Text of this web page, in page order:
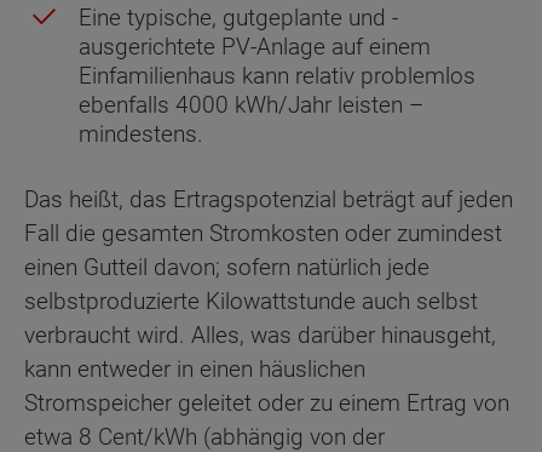
Eine typische, gutgeplante und -
ausgerichtete PV-Anlage auf einem
Einfamilienhaus kann relativ problemlos
ebenfalls 4000 kWh/Jahr leisten –
mindestens.
Das heißt, das Ertragspotenzial beträgt auf jeden
Fall die gesamten Stromkosten oder zumindest
einen Gutteil davon; sofern natürlich jede
selbstproduzierte Kilowattstunde auch selbst
verbraucht wird. Alles, was darüber hinausgeht,
kann entweder in einen häuslichen
Stromspeicher geleitet oder zu einem Ertrag von
etwa 8 Cent/kWh (abhängig von der